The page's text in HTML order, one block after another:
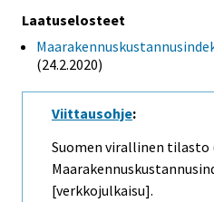
Laatuselosteet
(24.2.2020)
Viittausohje:
Suomen virallinen tilasto
[verkkojulkaisu].